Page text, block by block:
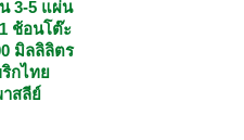
3-5 แผ่น
ช้อนโต๊ะ
มิลลิลิตร
ริกไท
สลีย์